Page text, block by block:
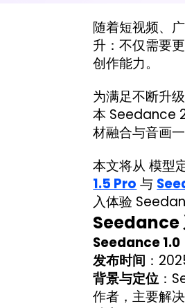
随着短视频、
升：不仅需要
创作能力。
为满足不断升
本 Seedance
材融合与音画
本文将从 模型
1.5 Pro 与
入体验
Seedance
Seedance 1.0
发布时间 ：
背景与定位：
作者，主要解